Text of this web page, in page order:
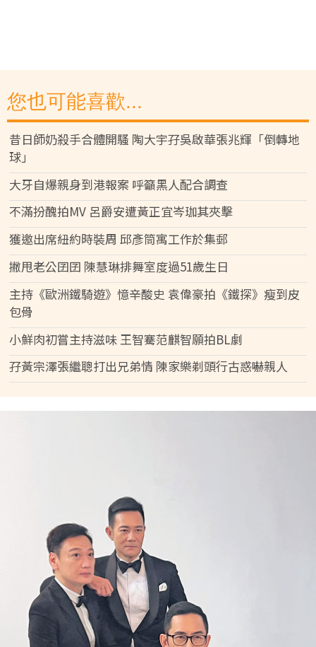
您也可能喜歡...
昔日師奶殺手合體開騷 陶大宇孖吳啟華張兆輝「倒轉地
球」
大牙自爆親身到港報案 呼籲黑人配合調查
不滿扮醜拍MV 呂爵安遭黃正宜岑珈其夾擊
獲邀出席紐約時裝周 邱彥筒寓工作於集郵
撇甩老公囝囝 陳慧琳排舞室度過51歲生日
主持《歐洲鐵騎遊》憶辛酸史 袁偉豪拍《鐵探》瘦到皮
包骨
小鮮肉初嘗主持滋味 王智騫范麒智願拍BL劇
孖黃宗澤張繼聰打出兄弟情 陳家樂剃頭行古惑嚇親人